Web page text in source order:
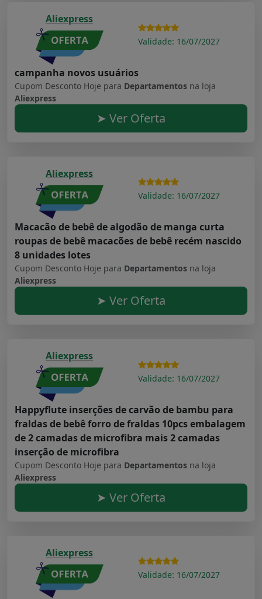
Aliexpress
Validade: 16/07/2027
campanha novos usuários
Cupom Desconto Hoje para Departamentos na loja
Aliexpress
➤ Ver Oferta
Aliexpress
Validade: 16/07/2027
Macacão de bebê de algodão de manga curta
roupas de bebê macacões de bebê recém nascido
8 unidades lotes
Cupom Desconto Hoje para Departamentos na loja
Aliexpress
➤ Ver Oferta
Aliexpress
Validade: 16/07/2027
Happyflute inserções de carvão de bambu para
fraldas de bebê forro de fraldas 10pcs embalagem
de 2 camadas de microfibra mais 2 camadas
inserção de microfibra
Cupom Desconto Hoje para Departamentos na loja
Aliexpress
➤ Ver Oferta
Aliexpress
Validade: 16/07/2027